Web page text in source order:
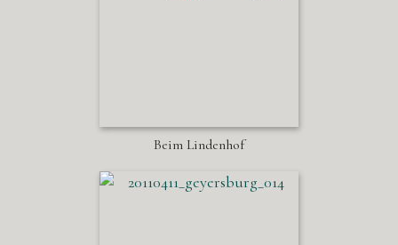
Beim Lindenhof